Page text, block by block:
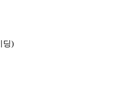
딩)